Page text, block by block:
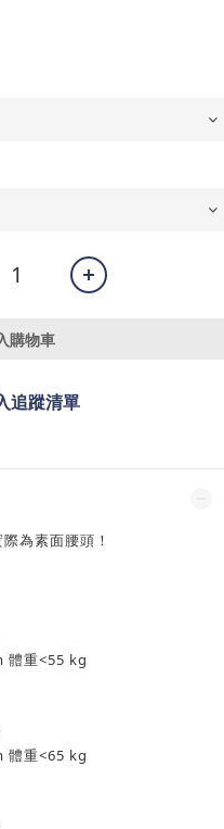
購物車
追蹤清單
為素面腰頭！
體重<55 kg
體重<65 kg